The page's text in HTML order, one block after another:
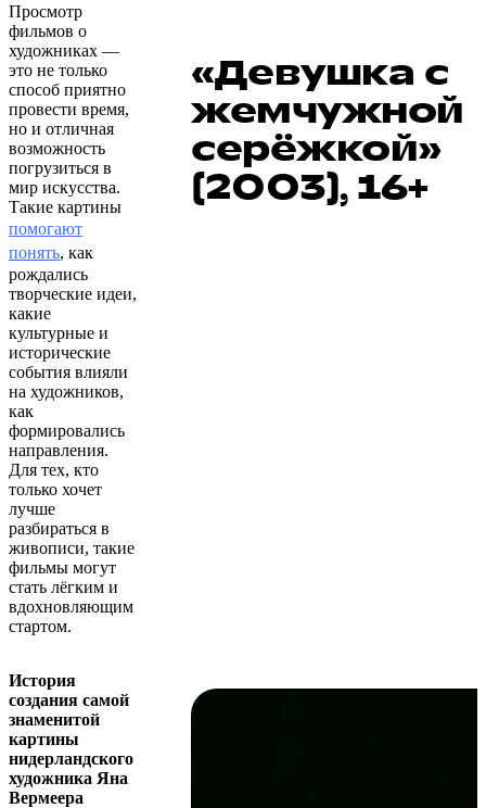
Просмотр
фильмов о
художниках —
это не только
способ приятно
провести время,
но и отличная
возможность
погрузиться в
мир искусства.
Такие картины
помогают
понять, как
рождались
творческие идеи,
какие
культурные и
исторические
события влияли
на художников,
как
формировались
направления.
Для тех, кто
только хочет
лучше
разбираться в
живописи, такие
фильмы могут
стать лёгким и
вдохновляющим
стартом.
«Девушка с
жемчужной
серёжкой»
(2003), 16+
История
создания самой
знаменитой
картины
нидерландского
художника Яна
Вермеера